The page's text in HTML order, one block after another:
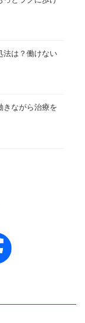
法は？働けない
きながら治療を